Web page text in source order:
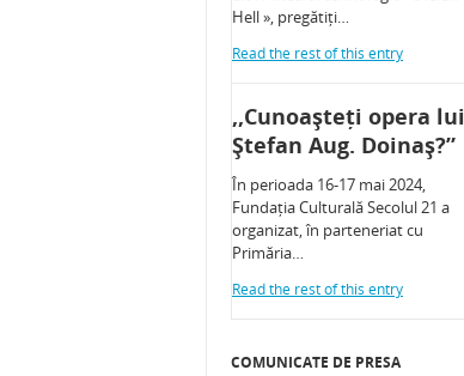
Hell », pregătiți…
Read the rest of this entry
,,Cunoașteți opera lui
Ștefan Aug. Doinaș?”
În perioada 16-17 mai 2024,
Fundația Culturală Secolul 21 a
organizat, în parteneriat cu
Primăria…
Read the rest of this entry
COMUNICATE DE PRESA